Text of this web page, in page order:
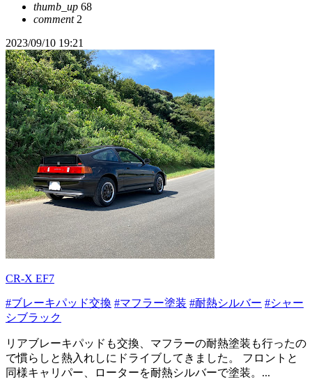
thumb_up 68
comment2
2023/09/10 19:21
CR-X EF7
#ブレーキパッド交換 #マフラー塗装 #耐熱シルバー #シャー
シブラック
リアブレーキパッドも交換、マフラーの耐熱塗装も行ったの
で慣らしと熱入れしにドライブしてきました。 フロントと
同様キャリパー、ローターを耐熱シルバーで塗装。...